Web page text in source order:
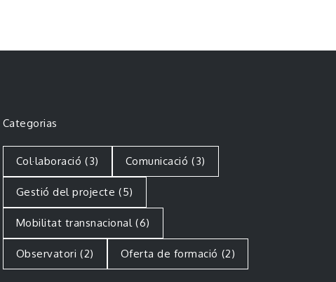
Categorias
Col·laboració (3) Comunicació (3)
Gestió del projecte (5)
Mobilitat transnacional (6)
Observatori (2) Oferta de formació (2)